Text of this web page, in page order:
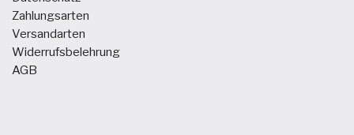
Zahlungsarten
Versandarten
Widerrufsbelehrung
AGB